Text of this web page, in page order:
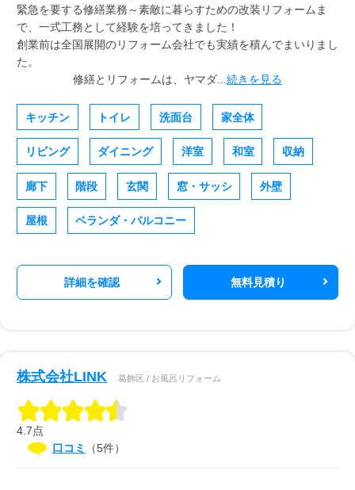
緊急を要する修繕業務～素敵に暮らすための改装リフォームま
で、一式工務として経験を培ってきました！
創業前は全国展開のリフォーム会社でも実績を積んでまいりまし
た。
修繕とリフォームは、ヤマダ... 続きを見る
キッチン トイレ 洗面台 家全体
リビング ダイニング 洋室 和室 収納
廊下 階段 玄関 窓・サッシ 外壁
屋根 ベランダ・バルコニー
詳細を確認 無料見積り
株式会社LINK 葛飾区 / お風呂リフォーム
4.7点
口コミ
（5件）